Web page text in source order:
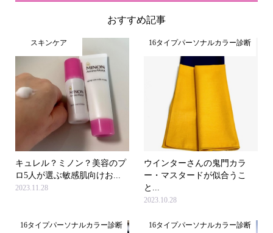
おすすめ記事
スキンケア
キュレル？ミノン？美容のプ
ロ5人が選ぶ敏感肌向けお...
2023.11.28
16タイプパーソナルカラー診断
ウインターさんの鬼門カラ
ー・マスタードが似合うこ
と...
2023.10.28
16タイプパーソナルカラー診断 16タイプパーソナルカラー診断